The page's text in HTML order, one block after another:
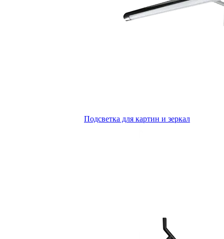
Подсветка для картин и зеркал